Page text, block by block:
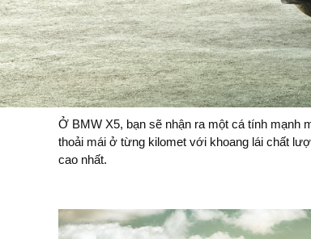
Ở BMW X5, bạn sẽ nhận ra một cá tính mạnh
thoải mái ở từng kilomet với khoang lái chất
cao nhất.